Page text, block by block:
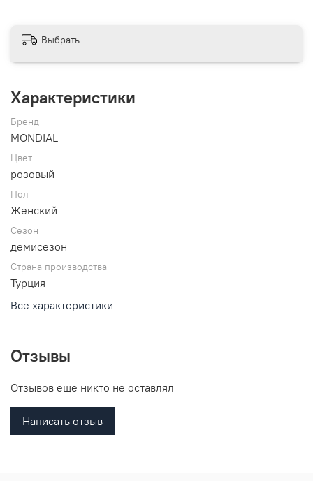
Выбрать
Характеристики
Бренд
MONDIAL
Цвет
розовый
Пол
Женский
Сезон
демисезон
Страна производства
Турция
Все характеристики
Отзывы
Отзывов еще никто не оставлял
Написать отзыв